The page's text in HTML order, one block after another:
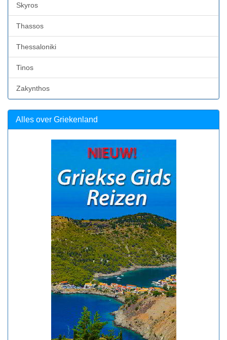
Skyros
Thassos
Thessaloniki
Tinos
Zakynthos
Alles over Griekenland